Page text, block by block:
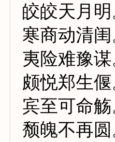
皎皎天月
寒商动清
夷险难豫
颇悦郑生
宾至可命
颓魄不再